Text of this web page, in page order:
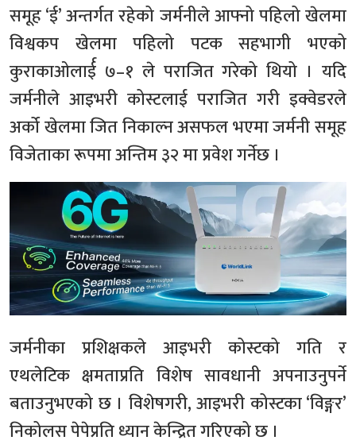
समूह ‘ई’ अन्तर्गत रहेको जर्मनीले आफ्नो पहिलो खेलमा
विश्वकप खेलमा पहिलो पटक सहभागी भएको
कुराकाओलार्ई ७–१ ले पराजित गरेको थियो । यदि
जर्मनीले आइभरी कोस्टलाई पराजित गरी इक्वेडरले
अर्को खेलमा जित निकाल्न असफल भएमा जर्मनी समूह
विजेताका रूपमा अन्तिम ३२ मा प्रवेश गर्नेछ ।
जर्मनीका प्रशिक्षकले आइभरी कोस्टको गति र
एथलेटिक क्षमताप्रति विशेष सावधानी अपनाउनुपर्ने
बताउनुभएको छ । विशेषगरी, आइभरी कोस्टका ‘विङ्गर’
निकोलस पेपेप्रति ध्यान केन्द्रित गरिएको छ ।